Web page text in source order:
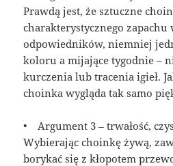
Prawdą jest, że sztuczne
charakterystycznego zapachu
odpowiedników, niemniej
koloru a mijające tygodnie –
kurczenia lub tracenia igieł.
choinka wygląda tak samo
• Argument 3 – trwałość,
Wybierając choinkę żywą,
borykać się z kłopotem